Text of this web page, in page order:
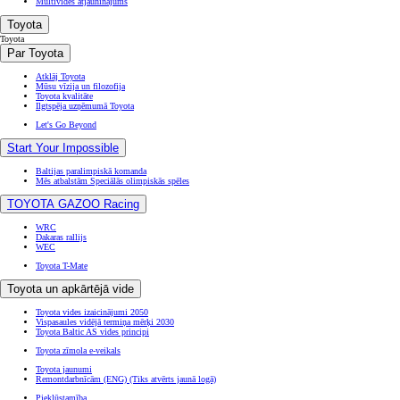
Toyota
Toyota
Par Toyota
Atklāj Toyota
Mūsu vīzija un filozofija
Toyota kvalitāte
Ilgtspēja uzņēmumā Toyota
Let's Go Beyond
Start Your Impossible
Baltijas paralimpiskā komanda
Mēs atbalstām Speciālās olimpiskās spēles
TOYOTA GAZOO Racing
WRC
Dakaras rallijs
WEC
Toyota T-Mate
Toyota un apkārtējā vide
Toyota vides izaicinājumi 2050
Vispasaules vidējā termiņa mērķi 2030
Toyota Baltic AS vides principi
Toyota zīmola e-veikals
Toyota jaunumi
Remontdarbnīcām (ENG) (Tiks atvērts jaunā logā)
Piekļūstamība